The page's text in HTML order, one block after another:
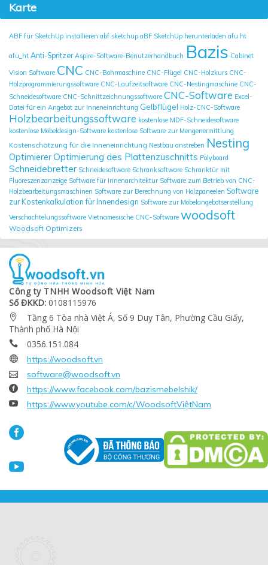
Karte
ABF für SketchUp installieren abf sketchup aBF SketchUp herunterladen afu ht
afu_ht Anti-Spritzer Aspire-Software-Benutzerhandbuch Bazis Cabinet
Vision Software CNC CNC-Bohrmaschine CNC-Flügel CNC-Holzkurs CNC-
Holzprogrammierungssoftware CNC-Laufzeitsoftware CNC-Nestingmaschine CNC-
Schneidesoftware CNC-Schnittzeichnungssoftware CNC-Software Excel-
Datei für ein Angebot zur Inneneinrichtung Gelbflügel Holz-CNC-Software
Holzbearbeitungssoftware kostenlose MDF-Schneidesoftware
kostenlose Möbeldesign-Software kostenlose Software zur Mengenermittlung
Kostenschätzung für die Inneneinrichtung Nestbau anstreben Nesting
OptimiererOptimierung des Plattenzuschnitts Polyboard
Schneidebretter Schneidesoftware Schranksoftware Schranktür mit
Fluoreszenzanzeige Software für Innenarchitektur Software zum Betrieb von CNC-
Holzbearbeitungsmaschinen Software zur Berechnung von Holzpaneelen Software
zur Kostenkalkulation für Innendesign Software zur Möbelangebotserstellung
Verschachtelungssoftware Vietnamesische CNC-Software woodsoft
Woodsoft Optimizers
Công ty TNHH Woodsoft Việt Nam
Số ĐKKD: 0108115976

Tầng 6 Tòa nhà Việt Á, Số 9 Duy Tân, Phường Cầu Giấy,
Thành phố Hà Nội
 0356.151.084
 https://woodsoft.vn
 software@woodsoft.vn
 https://www.facebook.com/bazismebelshik/
 https://www.youtube.com/c/WoodsoftViệtNam

